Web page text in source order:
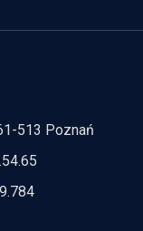
513 Poznań